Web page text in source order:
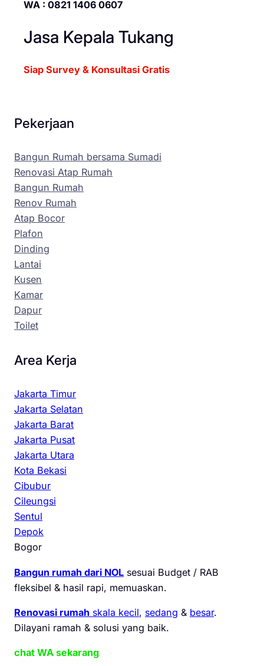
WA : 0821 1406 0607
Jasa Kepala Tukang
Siap Survey & Konsultasi Gratis
Pekerjaan
Bangun Rumah bersama Sumadi
Renovasi Atap Rumah
Bangun Rumah
Renov Rumah
Atap Bocor
Plafon
Dinding
Lantai
Kusen
Kamar
Dapur
Toilet
Area Kerja
Jakarta Timur
Jakarta Selatan
Jakarta Barat
Jakarta Pusat
Jakarta Utara
Kota Bekasi
Cibubur
Cileungsi
Sentul
Depok
Bogor
Bangun rumah dari NOL sesuai Budget / RAB
fleksibel & hasil rapi, memuaskan.
Renovasi rumah skala kecil, sedang & besar.
Dilayani ramah & solusi yang baik.
chat WA sekarang